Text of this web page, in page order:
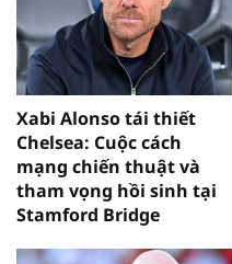
Xabi Alonso tái thiết
Chelsea: Cuộc cách
mạng chiến thuật và
tham vọng hồi sinh tại
Stamford Bridge